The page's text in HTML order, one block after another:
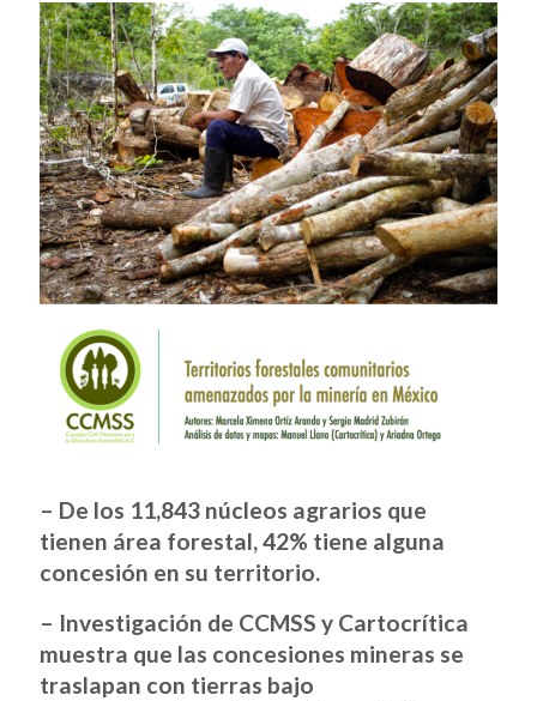
– De los 11,843 núcleos agrarios que
tienen área forestal, 42% tiene alguna
concesión en su territorio.
– Investigación de CCMSS y Cartocrítica
muestra que las concesiones mineras se
traslapan con tierras bajo